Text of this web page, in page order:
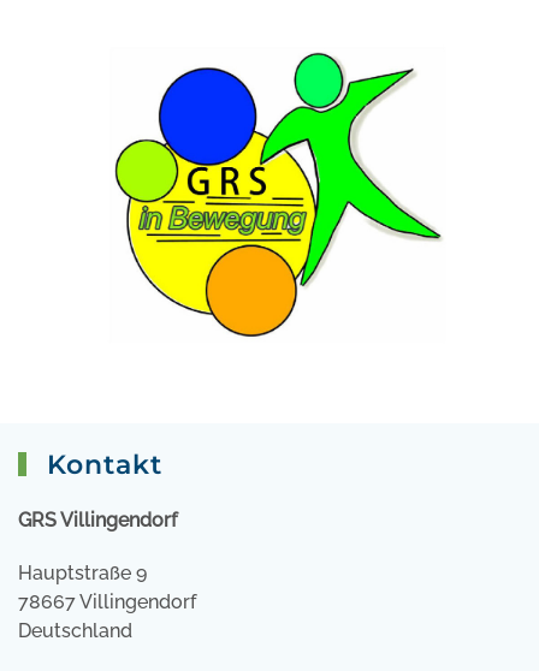
Kontakt
GRS Villingendorf
Hauptstraße 9
78667 Villingendorf
Deutschland